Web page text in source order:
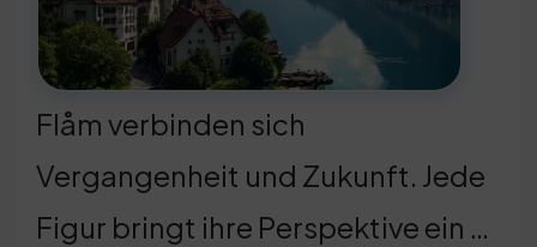
Flåm verbinden sich
Vergangenheit und Zukunft. Jede
Figur bringt ihre Perspektive ein …